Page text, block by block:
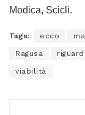
Modica, Scicli.
Tags: ecco
Ragusa
viabilità